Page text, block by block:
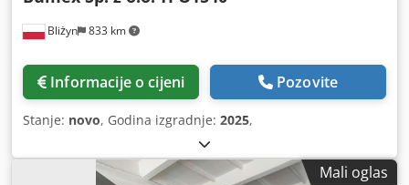
Bliżyn 833 km
Informacije o cijeni Pozovite
Stanje: novo, Godina izgradnje: 2025,
Mali oglas